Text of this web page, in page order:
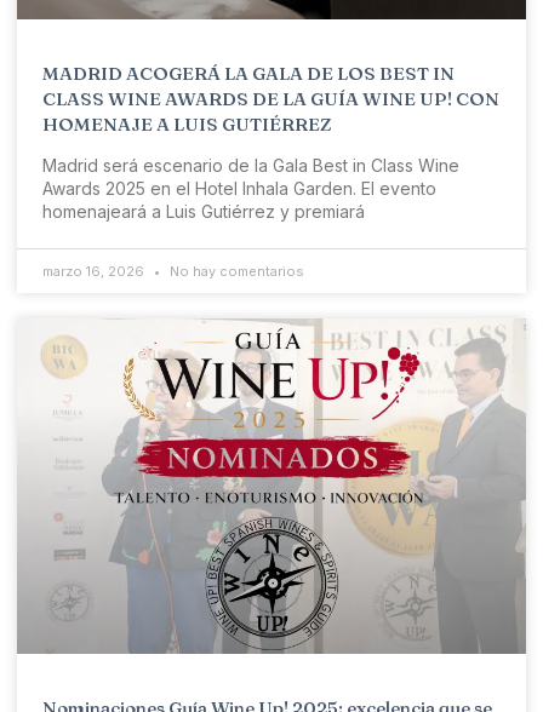
MADRID ACOGERÁ LA GALA DE LOS BEST IN
CLASS WINE AWARDS DE LA GUÍA WINE UP! CON
HOMENAJE A LUIS GUTIÉRREZ
Madrid será escenario de la Gala Best in Class Wine
Awards 2025 en el Hotel Inhala Garden. El evento
homenajeará a Luis Gutiérrez y premiará
marzo 16, 2026 No hay comentarios